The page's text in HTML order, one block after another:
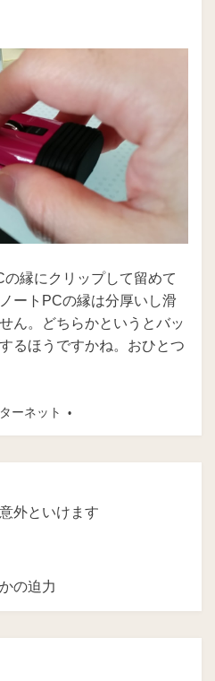
縁にクリップして留めて
ートPCの縁は分厚いし滑
ん。どちらかというとバッ
るほうですかね。おひとつ
ーネット
外といけます
の迫力